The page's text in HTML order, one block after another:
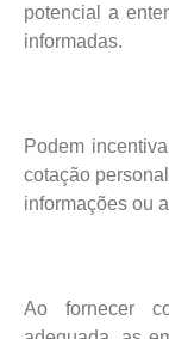
potencial a
informadas.
Podem
cotação
informações ou
Ao fornecer